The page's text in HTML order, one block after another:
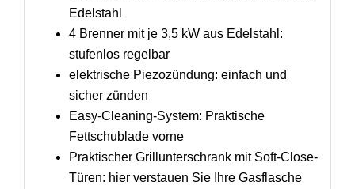
Edelstahl
4 Brenner mit je 3,5 kW aus Edelstahl:
stufenlos regelbar
elektrische Piezozündung: einfach und
sicher zünden
Easy-Cleaning-System: Praktische
Fettschublade vorne
Praktischer Grillunterschrank mit Soft-Close-
Türen: hier verstauen Sie Ihre Gasflasche